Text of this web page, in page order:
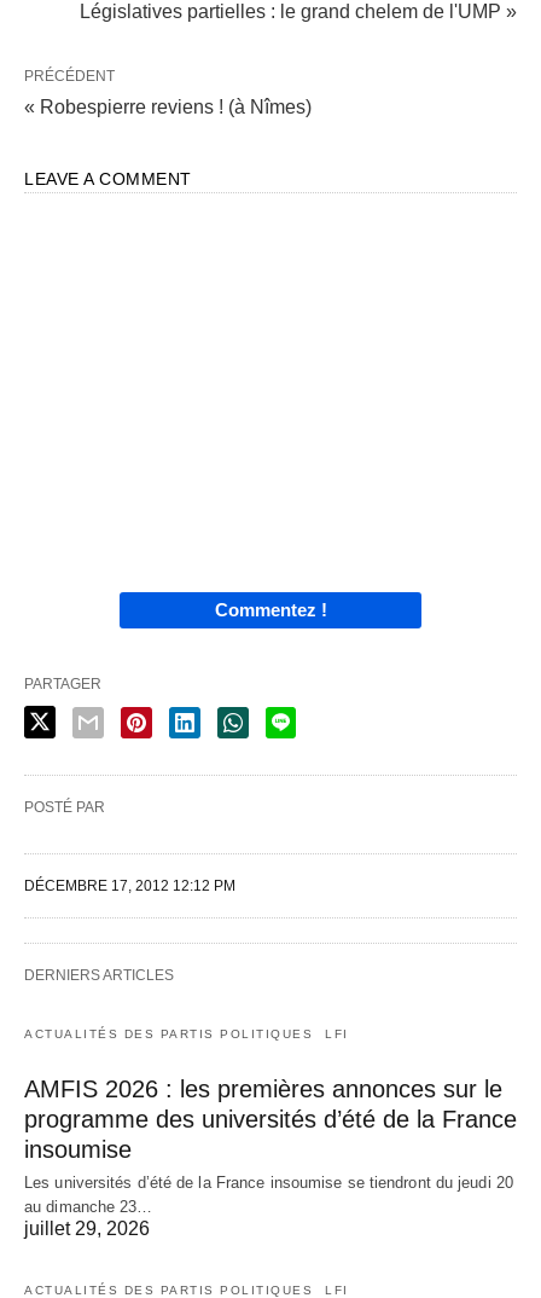
Législatives partielles : le grand chelem de l'UMP »
PRÉCÉDENT
« Robespierre reviens ! (à Nîmes)
LEAVE A COMMENT
Commentez !
PARTAGER
POSTÉ PAR
DÉCEMBRE 17, 2012 12:12 PM
DERNIERS ARTICLES
ACTUALITÉS DES PARTIS POLITIQUES LFI
AMFIS 2026 : les premières annonces sur le
programme des universités d’été de la France
insoumise
Les universités d’été de la France insoumise se tiendront du jeudi 20
au dimanche 23…
juillet 29, 2026
ACTUALITÉS DES PARTIS POLITIQUES LFI